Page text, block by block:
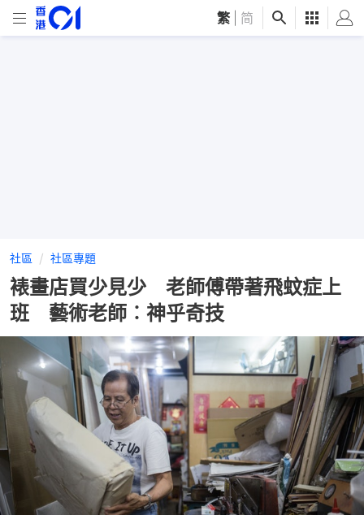
繁 简
社區 社區專題
裱畫店買少見少 老師傅帶著飛蚊症上
班 藝術老師︰神乎奇技